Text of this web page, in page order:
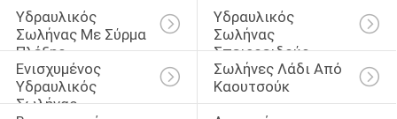
Υδραυλικός
Σωλήνας Με Σύρμα
Πλέξης
Υδραυλικός
Σωλήνας
Σπειροειδούς
Καλωδίου
Ενισχυμένος
Υδραυλικός
Σωλήνας
Σωλήνες Λάδι Από
Καουτσούκ